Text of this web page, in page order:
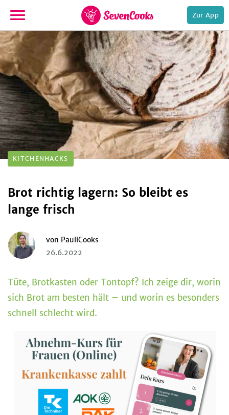
zur
Startseite
Zur App
KITCHENHACKS
Brot richtig lagern: So bleibt es
lange frisch
von PauliCooks
26.6.2022
Tüte, Brotkasten oder Tontopf? Ich zeige dir, worin
sich Brot am besten hält – und worin es besonders
schnell schlecht wird.